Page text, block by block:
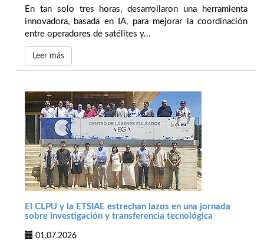
En tan solo tres horas, desarrollaron una herramienta
innovadora, basada en IA, para mejorar la coordinación
entre operadores de satélites y...
Leer más
El CLPU y la ETSIAE estrechan lazos en una jornada
sobre investigación y transferencia tecnológica
01.07.2026